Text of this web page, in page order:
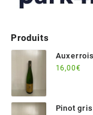
Produits
Auxerrois
16,00€
Pinot